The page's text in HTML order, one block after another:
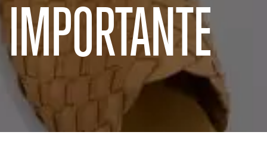
IMPORTANTE